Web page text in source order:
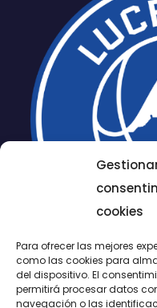
cookies
Para ofrecer las mejores
como las cookies para
del dispositivo. El
permitirá procesar datos
navegación o las